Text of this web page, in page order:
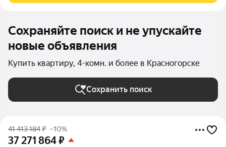
Сохраняйте поиск и не упускайте
новые объявления
Купить квартиру, 4-комн. и более в Красногорске
Сохранить поиск
41 413 184₽ –10%
37 271 864₽